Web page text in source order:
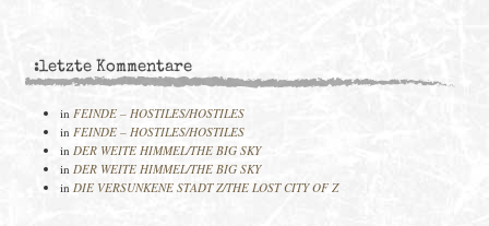
:letzte Kommentare
in FEINDE – HOSTILES/HOSTILES
in FEINDE – HOSTILES/HOSTILES
in DER WEITE HIMMEL/THE BIG SKY
in DER WEITE HIMMEL/THE BIG SKY
in DIE VERSUNKENE STADT Z/THE LOST CITY OF Z